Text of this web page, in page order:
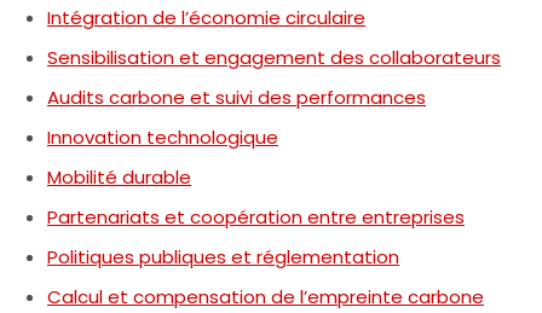
Intégration de l’économie circulaire
Sensibilisation et engagement des collaborateurs
Audits carbone et suivi des performances
Innovation technologique
Mobilité durable
Partenariats et coopération entre entreprises
Politiques publiques et réglementation
Calcul et compensation de l’empreinte carbone